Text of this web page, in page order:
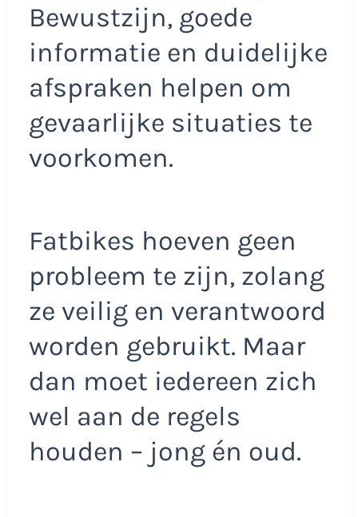
Bewustzijn, goede
informatie en duidelijke
afspraken helpen om
gevaarlijke situaties te
voorkomen.
Fatbikes hoeven geen
probleem te zijn, zolang
ze veilig en verantwoord
worden gebruikt. Maar
dan moet iedereen zich
wel aan de regels
houden – jong én oud.